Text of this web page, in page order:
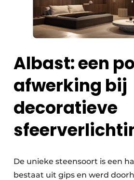
Albast: een
afwerking bij
decoratieve
De unieke steensoort is een
bestaat uit gips en werd